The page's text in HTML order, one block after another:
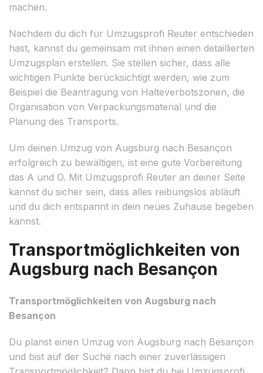
machen.
Nachdem du dich für Umzugsprofi Reuter entschieden
hast, kannst du gemeinsam mit ihnen einen detaillierten
Umzugsplan erstellen. Sie stellen sicher, dass alle
wichtigen Punkte berücksichtigt werden, wie zum
Beispiel die Beantragung von Halteverbotszonen, die
Organisation von Verpackungsmaterial und die
Planung des Transports.
Um deinen Umzug von Augsburg nach Besançon
erfolgreich zu bewältigen, ist eine gute Vorbereitung
das A und O. Mit Umzugsprofi Reuter an deiner Seite
kannst du sicher sein, dass alles reibungslos abläuft
und du dich entspannt in dein neues Zuhause begeben
kannst.
Transportmöglichkeiten von
Augsburg nach Besançon
Transportmöglichkeiten von Augsburg nach
Besançon
Du planst einen Umzug von Augsburg nach Besançon
und bist auf der Suche nach einer zuverlässigen